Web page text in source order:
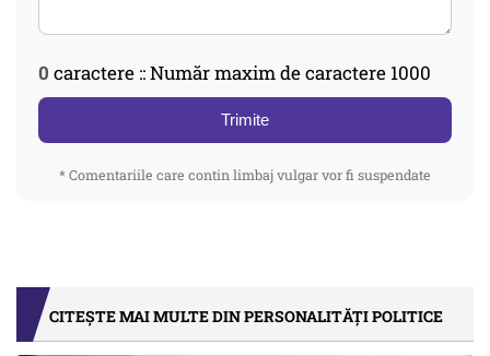
0 caractere :: Număr maxim de caractere 1000
Trimite
* Comentariile care contin limbaj vulgar vor fi suspendate
CITEȘTE MAI MULTE DIN PERSONALITĂȚI POLITICE